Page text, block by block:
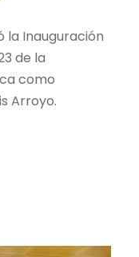
la Inauguración
de la
como
Arroyo.